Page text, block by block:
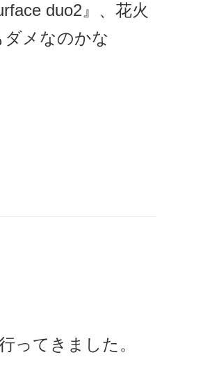
duo2』、花火
メなのかな
ってきました。